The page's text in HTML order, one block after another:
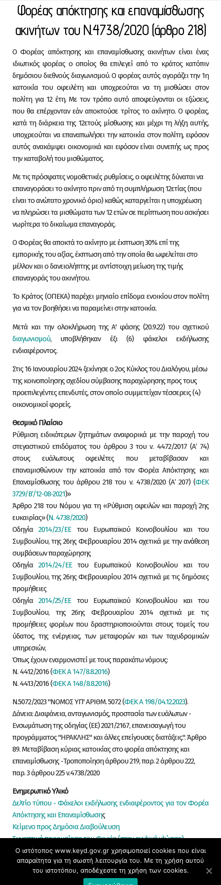
Skip to content
Φορέας απόκτησης και επαναμίσθωσης
ακινήτων του Ν.4738/2020 (άρθρο 218)
Ο Φορέας απόκτησης και επαναμίσθωσης ακινήτων είναι ένας
ιδιωτικός φορέας ο οποίος θα επιλεγεί από το κράτος κατόπιν
δημόσιου διεθνούς διαγωνισμού. Ο φορέας αυτός αγοράζει την 1η
κατοικία του οφειλέτη και υποχρεούται να τη μισθώσει στον
πολίτη για 12 έτη. Με τον τρόπο αυτό αποφεύγονται οι εξώσεις,
που θα επέρχονταν εάν αποκτούσε τρίτος το ακίνητο. Ο φορέας,
κατά τη διάρκεια της 12ετούς μίσθωσης και μέχρι τη λήξη αυτής,
υποχρεούται να επαναπωλήσει την κατοικία στον πολίτη, εφόσον
αυτός ανακάμψει οικονομικά και εφόσον είναι συνεπής ως προς
την καταβολή του μισθώματος.
Με τις πρόσφατες νομοθετικές ρυθμίσεις, ο οφειλέτης δύναται να
επαναγοράσει το ακίνητο πριν από τη συμπλήρωση 12ετίας (που
είναι το ανώτατο χρονικό όριο) καθώς καταργείται η υποχρέωση
να πληρώσει τα μισθώματα των 12 ετών σε περίπτωση που ασκήσει
νωρίτερα το δικαίωμα επαναγοράς.
Ο Φορέας θα αποκτά το ακίνητο με έκπτωση 30% επί της
εμπορικής του αξίας, έκπτωση από την οποία θα ωφελείται στο
μέλλον και ο δανειολήπτης με αντίστοιχη μείωση της τιμής
επαναγοράς του ακινήτου.
Το Κράτος (ΟΠΕΚΑ) παρέχει μηνιαίο επίδομα ενοικίου στον πολίτη
για να τον βοηθήσει να παραμείνει στην κατοικία.
Μετά και την ολοκλήρωση της Α' φάσης (20.9.22) του σχετικού
διαγωνισμού, υποβλήθηκαν έξι (6) φάκελοι εκδήλωσης
ενδιαφέροντος.
Στις 16 Ιανουαρίου 2024 ξεκίνησε ο 2ος Κύκλος του Διαλόγου, μέσω
της κοινοποίησης σχεδίου σύμβασης παραχώρησης προς τους
προεπιλεγέντες επενδυτές, στον οποίο συμμετείχαν τέσσερεις (4)
οικονομικοί φορείς.
Θεσμικό Πλαίσιο
Ρύθμιση ειδικότερων ζητημάτων αναφορικά με την παροχή του
στεγαστικού επιδόματος του άρθρου 3 του ν. 4472/2017 (Α’ 74)
στους ευάλωτους οφειλέτες που μεταβίβασαν και
επαναμισθώνουν την κατοικία από τον Φορέα Απόκτησης και
Επαναμίσθωσης του άρθρου 218 του ν. 4738/2020 (Α’ 207) (ΦΕΚ
3729/Β’/12-08-2021)»
Άρθρο 218 του Νόμου για τη «Ρύθμιση οφειλών και παροχή 2ης
ευκαιρίας» (Ν. 4738/2020)
Οδηγία2014/23/ΕΕτου Ευρωπαϊκού Κοινοβουλίου και του
Συμβουλίου, της 26ης Φεβρουαρίου 2014 σχετικά με την ανάθεση
συμβάσεων παραχώρησης
Οδηγία 2014/24/ΕΕτου Ευρωπαϊκού Κοινοβουλίου και του
Συμβουλίου, της 26ης Φεβρουαρίου 2014 σχετικά με τις δημόσιες
προμήθειες
Οδηγία2014/25/ΕΕτου Ευρωπαϊκού Κοινοβουλίου και του
Συμβουλίου, της 26ης Φεβρουαρίου 2014 σχετικά με τις
προμήθειες φορέων που δραστηριοποιούνται στους τομείς του
ύδατος, της ενέργειας, των μεταφορών και των ταχυδρομικών
υπηρεσιών,
Όπως έχουν εναρμονιστεί με τους παρακάτω νόμους:
Ν. 4412/2016 (ΦΕΚ Α 147/8.8.2016)
Ν. 4413/2016 (ΦΕΚ Α 148/8.8.2016)
Ν.5072/2023 "ΝΟΜΟΣ ΥΠ' ΑΡΙΘΜ. 5072 (ΦΕΚ Α 198/04.12.2023).
Δάνεια: Διαφάνεια, ανταγωνισμός, προστασία των ευάλωτων -
Ενσωμάτωση της οδηγίας (ΕΕ) 2021/2167, επανεισαγωγή του
προγράμματος "ΗΡΑΚΛΗΣ" και άλλες επείγουσες διατάξεις.". Άρθρο
89. Μεταβίβαση κύριας κατοικίας στο φορέα απόκτησης και
επαναμίσθωσης -Τροποποίηση άρθρου 219, παρ. 2 άρθρου 222,
παρ. 3 άρθρου 225 ν.4738/2020
Ενημερωτικό Υλικό
Δελτίο τύπου - Φάκελοι εκδήλωσης ενδιαφέροντος για τον Φορέα
Απόκτησης και Επαναμίσθωσης
Κείμενο προς Δημόσια Διαβούλευση
Συνοπτική παρουσίαση του Φορέα (στην αγγλική γλώσσα)
Δελτίο τύπου - Πρόοδος ανταγωνιστικού διαλόγου για τον Φορέα
Απόκτησης και Επαναμίσθωσης Ακινήτων(Ν.4738/2020) σύμφωνα
με τη διακήρυξη Δ3/2022 Α.Π. 164799 ΕΞ 2022, 10.11.2022
Ο ιστότοπος www.keyd.gov.gr χρησιμοποιεί cookies που είναι
απαραίτητα για τη σωστή λειτουργία του. Με τη χρήση αυτού
του ιστοτόπου, αποδέχεστε τη χρήση των cookies.